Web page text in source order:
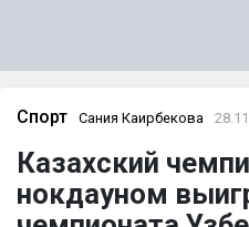
Спорт Сания Каирбекова
Казахский
нокдауном